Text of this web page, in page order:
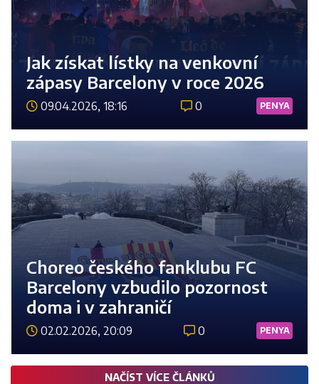
Jak získat lístky na venkovní
zápasy Barcelony v roce 2026
09.04.2026, 18:16 0 PENYA
Choreo českého fanklubu FC
Barcelony vzbudilo pozornost
doma i v zahraničí
02.02.2026, 20:09 0 PENYA
NAČÍST VÍCE ČLÁNKŮ